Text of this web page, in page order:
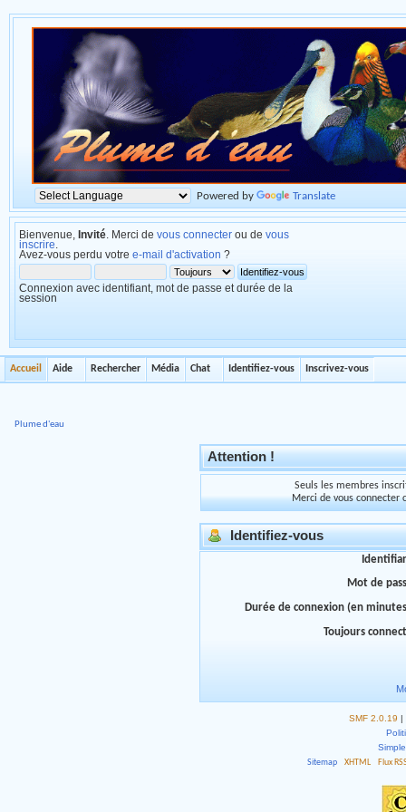
Powered by Translate
Bienvenue, Invité . Merci de vous connecter ou de vous
inscrire
Avez-vous perdu votre e-mail d'activation ?
Connexion avec identifiant, mot de passe et durée de la
session
Accueil Aide Rechercher Média Chat Identifiez-vous Inscrivez-vous
Plume d'eau
Attention !
Seuls les membres
Merci de vous connecter
Identifiez-vous
Mot de
Durée de connexion (en
Toujours
SMF 2.0.19 |
Sitemap
XHTML Flux